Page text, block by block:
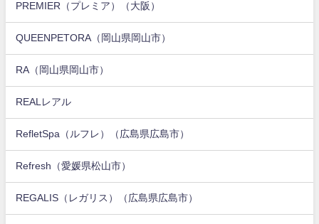
PREMIER（プレミア）（大阪）
QUEENPETORA（岡山県岡山市）
RA（岡山県岡山市）
REALレアル
RefletSpa（ルフレ）（広島県広島市）
Refresh（愛媛県松山市）
REGALIS（レガリス）（広島県広島市）